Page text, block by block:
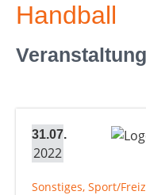
Handball
31.07.
2022
Sonstiges, Sport/